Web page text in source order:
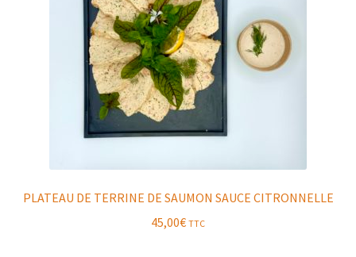
PLATEAU DE TERRINE DE SAUMON SAUCE CITRONNELLE
45,00€ TTC